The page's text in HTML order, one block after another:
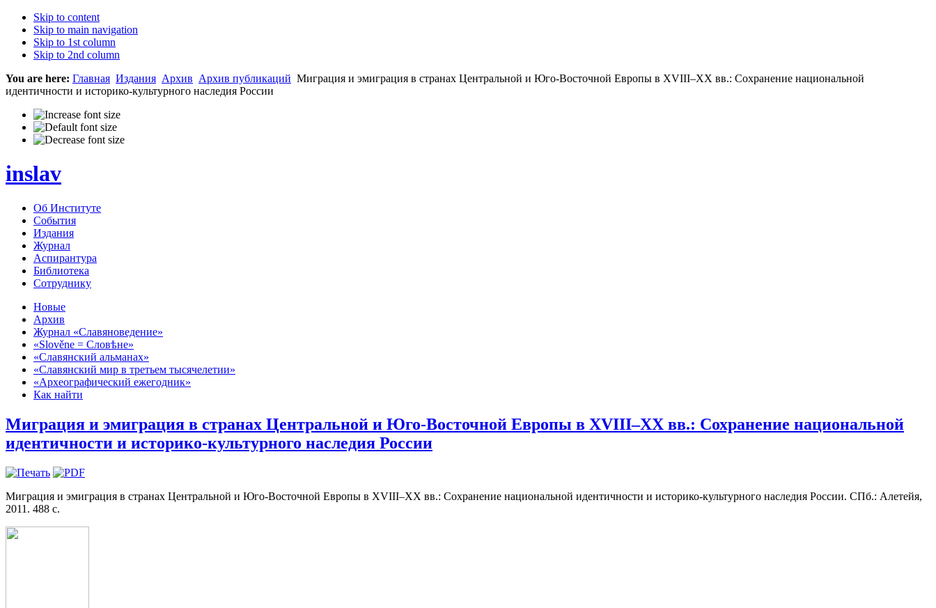
Skip to content
Skip to main navigation
Skip to 1st column
Skip to 2nd column
You are here: Главная Издания Архив Архив публикаций Миграция и эмиграция в странах Центральной и Юго-Восточной Европы в XVIII–XX вв.: Сохранение национальной
идентичности и историко-культурного наследия России
inslav
Об Институте
События
Издания
Журнал
Аспирантура
Библиотека
Сотруднику
Новые
Архив
Журнал «Славяноведение»
«Slověne = Словѣне»
«Славянский альманах»
«Славянский мир в третьем тысячелетии»
«Археографический ежегодник»
Как найти
Миграция и эмиграция в странах Центральной и Юго-Восточной Европы в XVIII–XX вв.: Сохранение национальной
идентичности и историко-культурного наследия России
Миграция и эмиграция в странах Центральной и Юго-Восточной Европы в XVIII–XX вв.: Сохранение национальной идентичности и историко-культурного наследия России. СПб.: Алетейя,
2011. 488 с.